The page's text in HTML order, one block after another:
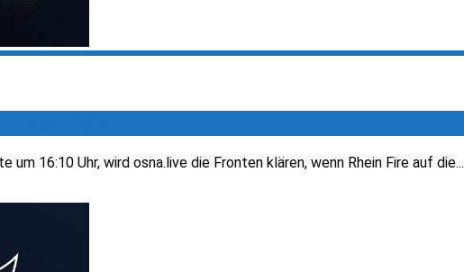
16:10 Uhr, wird osna.live die Fronten klären, wenn Rhein Fire auf die...